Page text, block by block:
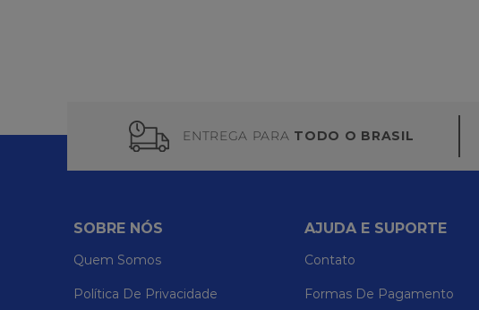
ENTREGA PARA TODO O BRASIL
SOBRE NÓS
Quem Somos
Política De Privacidade
AJUDA E SUPORTE
Contato
Formas De Pagamento